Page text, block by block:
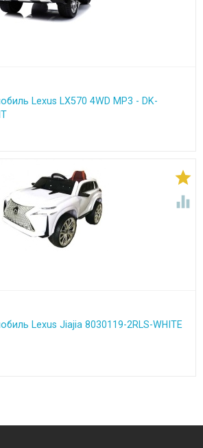
Lexus LX570 4WD MP3 - DK-


Lexus Jiajia 8030119-2RLS-WHITE